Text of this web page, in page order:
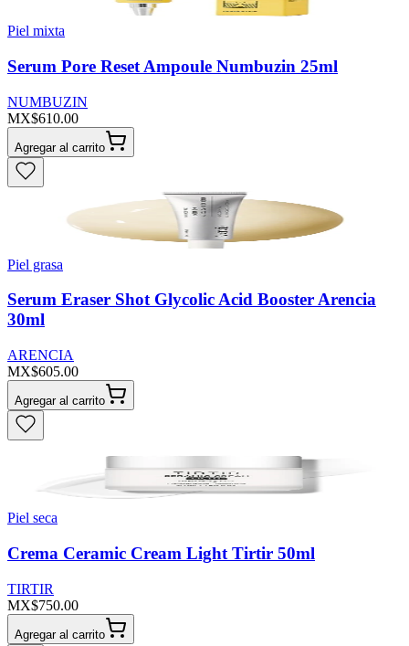
Piel mixta
Serum Pore Reset Ampoule Numbuzin 25ml
NUMBUZIN
MX$610.00
Agregar al carrito
Piel grasa
Serum Eraser Shot Glycolic Acid Booster Arencia
30ml
ARENCIA
MX$605.00
Agregar al carrito
Piel seca
Crema Ceramic Cream Light Tirtir 50ml
TIRTIR
MX$750.00
Agregar al carrito